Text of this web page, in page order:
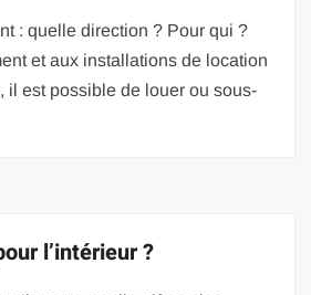
: quelle direction ? Pour qui ?
et aux installations de location
il est possible de louer ou sous-
l’intérieur ?